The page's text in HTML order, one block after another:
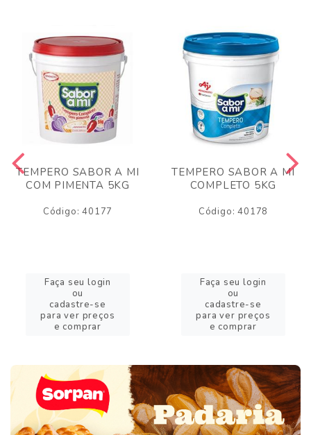
TEMPERO SABOR A MI
COM PIMENTA 5KG
Código: 40177
Faça seu login
ou
cadastre-se
para ver preços
e comprar
TEMPERO SABOR A MI
COMPLETO 5KG
Código: 40178
Faça seu login
ou
cadastre-se
para ver preços
e comprar